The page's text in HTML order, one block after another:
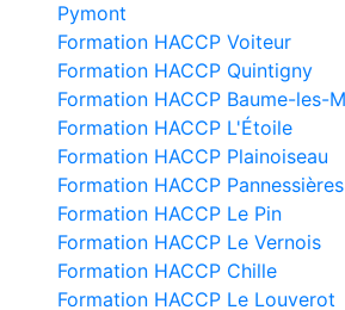
Pymont
Formation HACCP Voiteur
Formation HACCP Quintigny
Formation HACCP Baume-les-
Formation HACCP L'Étoile
Formation HACCP Plainoiseau
Formation HACCP Pannessières
Formation HACCP Le Pin
Formation HACCP Le Vernois
Formation HACCP Chille
Formation HACCP Le Louverot